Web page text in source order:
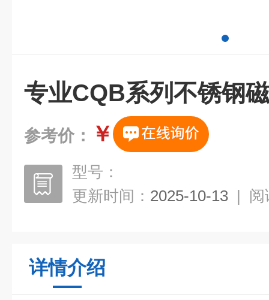
专业CQB系列不锈钢
参考价： ￥
型号：
更新时间： 2025-10-13 | 阅
详情介绍